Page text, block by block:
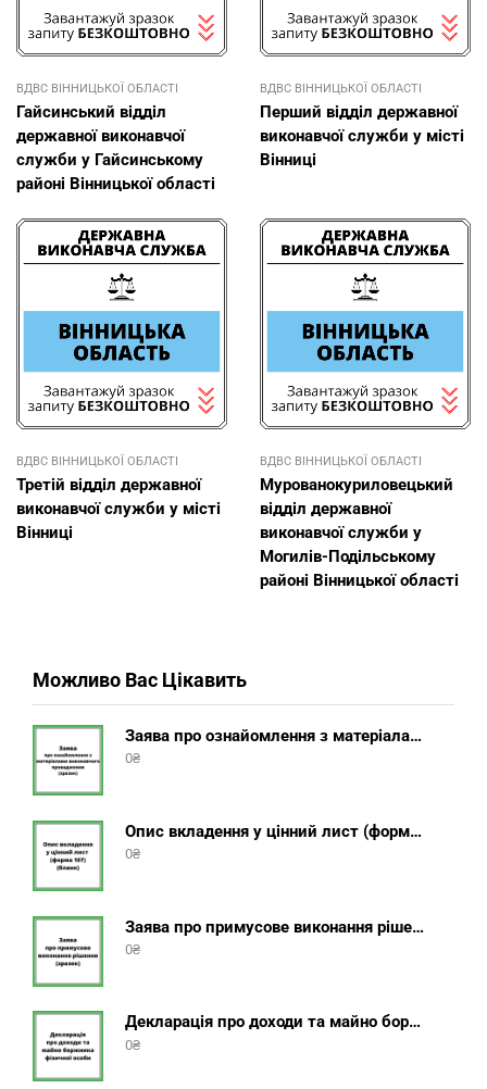
ВДВС ВІННИЦЬКОЇ ОБЛАСТІ
Гайсинський відділ
державної виконавчої
служби у Гайсинському
районі Вінницької області
ВДВС ВІННИЦЬКОЇ ОБЛАСТІ
Перший відділ державної
виконавчої служби у місті
Вінниці
ВДВС ВІННИЦЬКОЇ ОБЛАСТІ
Третій відділ державної
виконавчої служби у місті
Вінниці
ВДВС ВІННИЦЬКОЇ ОБЛАСТІ
Мурованокуриловецький
відділ державної
виконавчої служби у
Могилів-Подільському
районі Вінницької області
Можливо Вас Цікавить
Заява про ознайомлення з матеріалами виконавчого провадження (зразок, шаблон 2025 року)
0₴
Опис вкладення у цінний лист (форма 107) + інструкція відправлення цінного листа з описом вкладення
0₴
Заява про примусове виконання рішення (зразок, шаблон 2025 року)
0₴
Декларація про доходи та майно боржника фізичної особи (бланк) + інструкція
0₴